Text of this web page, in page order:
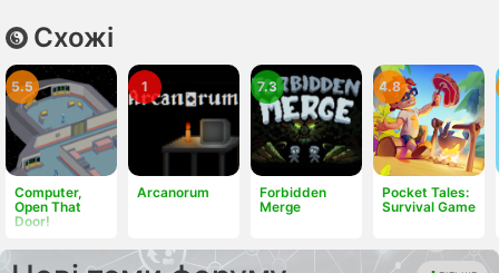
Схожі
Computer,
Open That
Door!
5.5
Arcanorum
1
Forbidden
Merge
7.3
Pocket Tales:
Survival Game
4.8